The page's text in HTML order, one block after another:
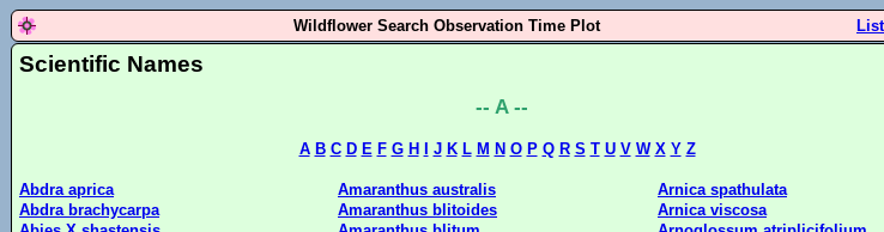
Wildflower Search Observation Time Plot
Scientific Names
-- A --
A B C D E F G H J K L M N O P Q R S T U V W X Y Z
Abdra aprica Amaranthus australis
Arnica spathulata
Abdra brachycarpa
Amaranthus blitoides
Arnica viscosa